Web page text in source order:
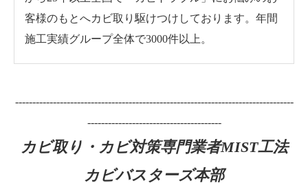
客様のもとへカビ取り駆けつけしております。年間
施工実績グループ全体で3000件以上。
---------------------------------------------------------------------------------
---------------------------------------
カビ取り・カビ対策専門業者MIST工法
カビバスターズ本部